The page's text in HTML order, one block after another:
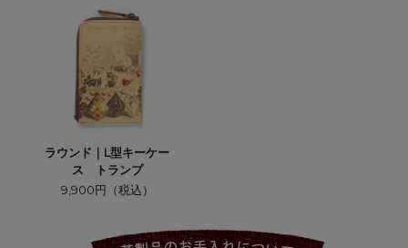
ラウンド｜L型キーケー
ス トランプ
9,900円（税込）